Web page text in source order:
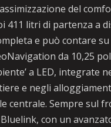
del
411 litri di partenza a
e può contare
da 10,25
a LED, integrate
e negli
centrale. Sempre sul
con un